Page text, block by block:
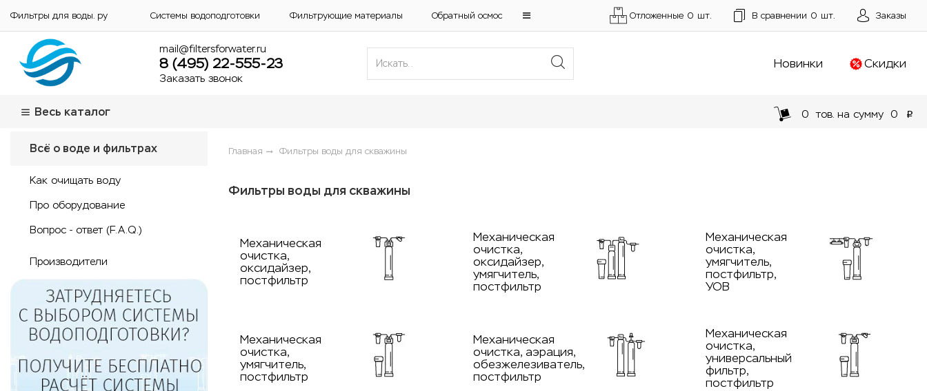
Фильтры для воды. ру Системы водоподготовки Фильтрующие материалы Обратный осмос Отложенные 0 шт. В сравнении 0 шт. Заказы
mail@filtersforwater.ru
8 (495) 22-555-23
Заказать звонок
Новинки Скидки
Весь каталог 0 тов. на сумму 0 p
Всё о воде и фильтрах
Как очищать воду
Про оборудование
Вопрос - ответ (F.A.Q.)
Производители
Главная Фильтры воды для скважины
Фильтры воды для скважины
Механическая
очистка,
оксидайзер,
постфильтр
Механическая
очистка,
оксидайзер,
умягчитель,
постфильтр
Механическая
очистка,
умягчитель,
постфильтр,
УОВ
Механическая
очистка,
умягчитель,
постфильтр
Механическая
очистка, аэрация,
обезжелезиватель,
постфильтр
Механическая
очистка,
универсальный
фильтр,
постфильтр